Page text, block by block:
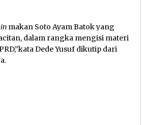
makan Soto Ayam Batok yang
dalam rangka mengisi materi
Dede Yusuf dikutip dari